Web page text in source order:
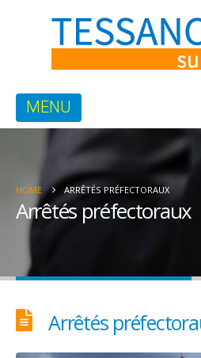
HOME ARRÊTÉS PRÉFECTORAUX
Arrêtés préfectoraux
Arrêtés